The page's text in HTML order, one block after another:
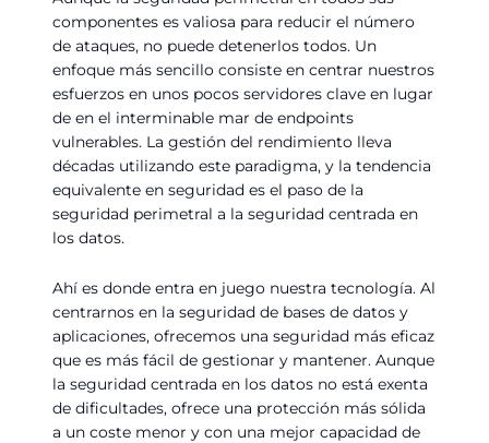
componentes es valiosa para reducir el número
de ataques, no puede detenerlos todos. Un
enfoque más sencillo consiste en centrar nuestros
esfuerzos en unos pocos servidores clave en lugar
de en el interminable mar de endpoints
vulnerables. La gestión del rendimiento lleva
décadas utilizando este paradigma, y la tendencia
equivalente en seguridad es el paso de la
seguridad perimetral a la seguridad centrada en
los datos.
Ahí es donde entra en juego nuestra tecnología. Al
centrarnos en la seguridad de bases de datos y
aplicaciones, ofrecemos una seguridad más eficaz
que es más fácil de gestionar y mantener. Aunque
la seguridad centrada en los datos no está exenta
de dificultades, ofrece una protección más sólida
a un coste menor y con una mejor capacidad de